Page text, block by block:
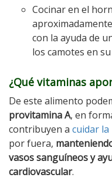
Cocinar en el
con la ayuda de
los camotes en
¿Qué vitaminas
De este alimento
provitamina A, en
contribuyen a cuidar la
por fuera,
vasos sanguíneos y
cardiovascular.